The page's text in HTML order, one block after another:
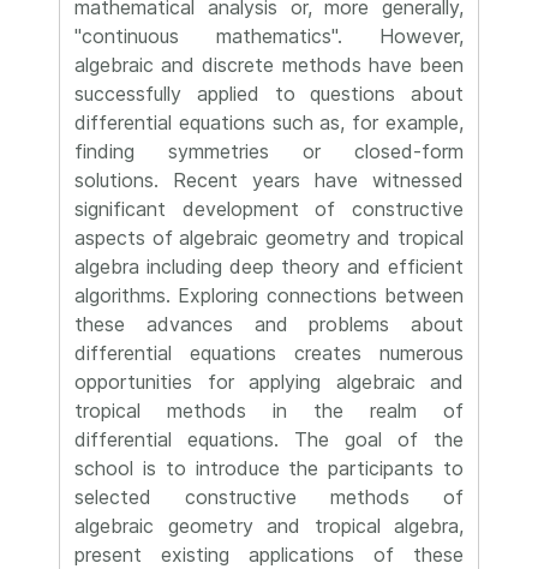
mathematical analysis or, more generally,
"continuous mathematics". However,
algebraic and discrete methods have been
successfully applied to questions about
differential equations such as, for example,
finding symmetries or closed-form
solutions. Recent years have witnessed
significant development of constructive
aspects of algebraic geometry and tropical
algebra including deep theory and efficient
algorithms. Exploring connections between
these advances and problems about
differential equations creates numerous
opportunities for applying algebraic and
tropical methods in the realm of
differential equations. The goal of the
school is to introduce the participants to
selected constructive methods of
algebraic geometry and tropical algebra,
present existing applications of these